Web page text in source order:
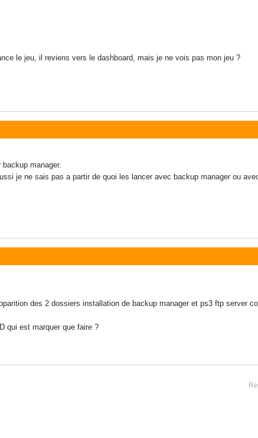
le jeu, il reviens vers le dashboard, mais je ne vois pas mon jeu ?
manager.
je ne sais pas a partir de quoi les lancer avec backup manager ou
des 2 dossiers installation de backup manager et ps3 ftp server
qui est marquer que faire ?